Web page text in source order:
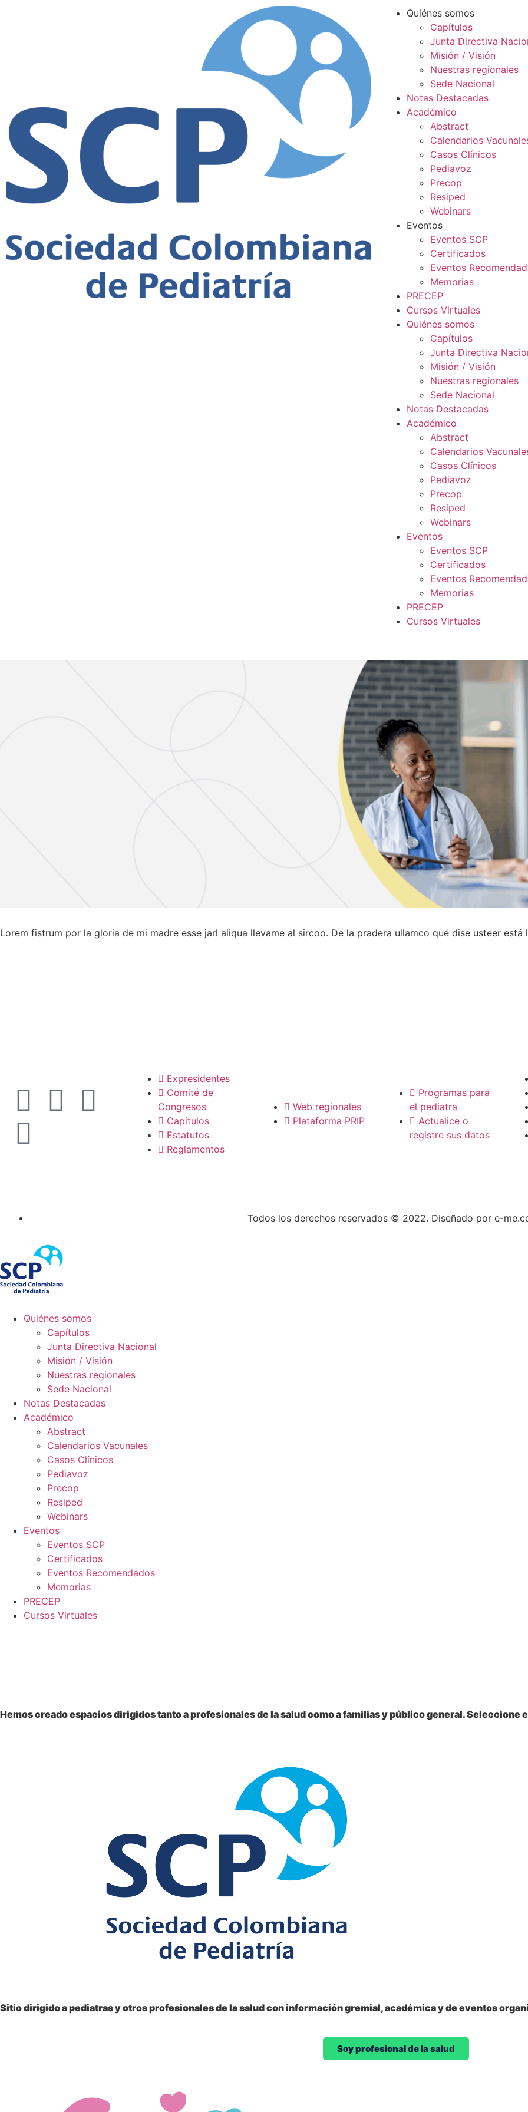
Quiénes somos
Capítulos
Junta Directiva
Misión / Visión
Nuestras regionales
Sede Nacional
Notas Destacadas
Académico
Abstract
Calendarios
Casos Clínicos
Pediavoz
Precop
Resiped
Webinars
Eventos
Eventos SCP
Certificados
Eventos
Memorias
PRECEP
Cursos Virtuales
Quiénes somos
Capítulos
Junta Directiva
Misión / Visión
Nuestras regionales
Sede Nacional
Notas Destacadas
Académico
Abstract
Calendarios
Casos Clínicos
Pediavoz
Precop
Resiped
Webinars
Eventos
Eventos SCP
Certificados
Eventos
Memorias
PRECEP
Cursos Virtuales
Lorem fistrum por la gloria de mi madre esse jarl aliqua llevame al sircoo. De la pradera ullamco qué dise usteer está
Expresidentes
Comité de
Congresos
Capítulos
Estatutos
Reglamentos
Web regionales
Plataforma PRIP
Programas para
el pediatra
Actualice o
registre sus datos
Todos los derechos reservados © 2022. Diseñado por e-
Quiénes somos
Capítulos
Junta Directiva Nacional
Misión / Visión
Nuestras regionales
Sede Nacional
Notas Destacadas
Académico
Abstract
Calendarios Vacunales
Casos Clínicos
Pediavoz
Precop
Resiped
Webinars
Eventos
Eventos SCP
Certificados
Eventos Recomendados
Memorias
PRECEP
Cursos Virtuales
Hemos creado espacios dirigidos tanto a profesionales de la salud como a familias y público general. Seleccione
Sitio dirigido apediatras y otros profesionalesde la salud con información gremial, académica y de eventos
Soy profesional de la salud